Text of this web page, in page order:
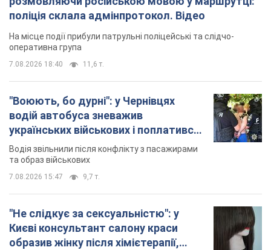
поліція склала адмінпротокол. Відео
На місце події прибули патрульні поліцейські та слідчо-
оперативна група
7.08.2026 18:40 11,6 т.
"Воюють, бо дурні": у Чернівцях
водій автобуса зневажив
українських військових і поплатився.
Відео
Водія звільнили після конфлікту з пасажирами
та образ військових
7.08.2026 15:47 9,7 т.
"Не слідкує за сексуальністю": у
Києві консультант салону краси
образив жінку після хімієтерапії,